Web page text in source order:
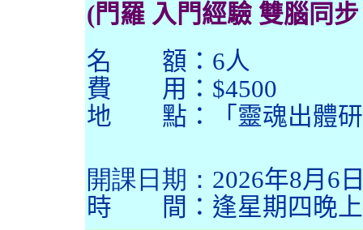
(門羅 入門經驗 雙腦同
名 額：6人
費 用：$4500
地 點：
「靈魂出體
開課日期： 2026年8月6
時 間：逢星期四晚上